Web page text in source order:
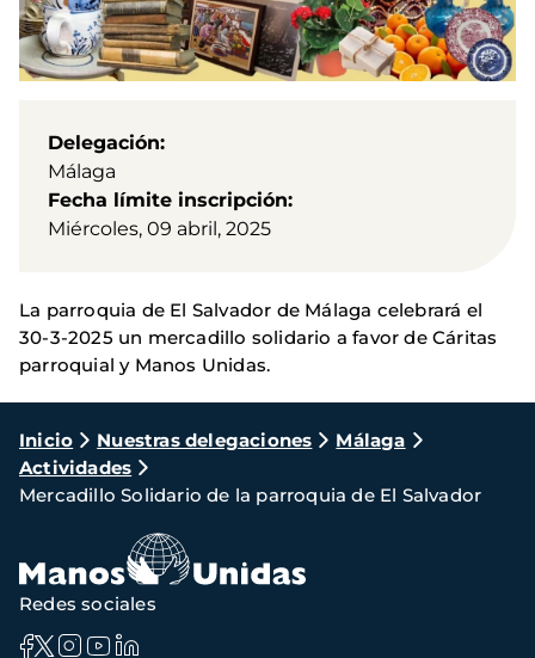
Delegación
Málaga
Fecha límite inscripción
Miércoles, 09 abril, 2025
La parroquia de El Salvador de Málaga celebrará el
30-3-2025 un mercadillo solidario a favor de Cáritas
parroquial y Manos Unidas.
Ruta
de
navegación
Inicio Nuestras delegaciones
Málaga
Actividades
Mercadillo Solidario de la parroquia de El Salvador
Redes sociales